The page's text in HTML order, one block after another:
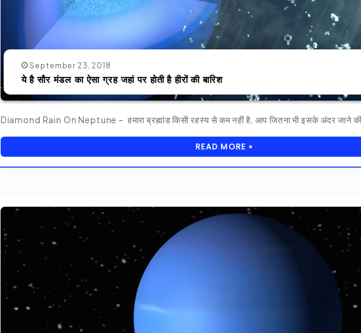
September 23, 2018
ये है सौर मंडल का ऐसा ग्रह जहां पर होती है हीरों की बारिश
Diamond Rain On Neptune – हमारा ब्रह्मांड किसी रहस्य से कम नहीं है, आप जितना भी इसके अंदर जाने
READ MORE »